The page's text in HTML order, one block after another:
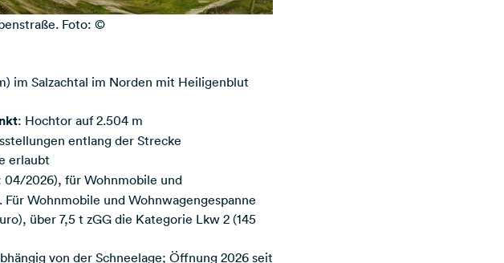
Foto: ©
im Salzachtal im Norden mit Heiligenblut
: Hochtor auf 2.504 m
entlang der Strecke
erlaubt
04/2026), für Wohnmobile und
Wohnmobile und Wohnwagengespanne
über 7,5 t zGG die Kategorie Lkw 2 (145
von der Schneelage; Öffnung 2026 seit